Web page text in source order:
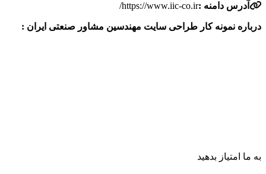
آدرس دامنه :https://www.iic-co.ir/
نمونه کار طراحی سایت مهندسین مشاور صنعتی ایران :
ما امتیاز بدهید